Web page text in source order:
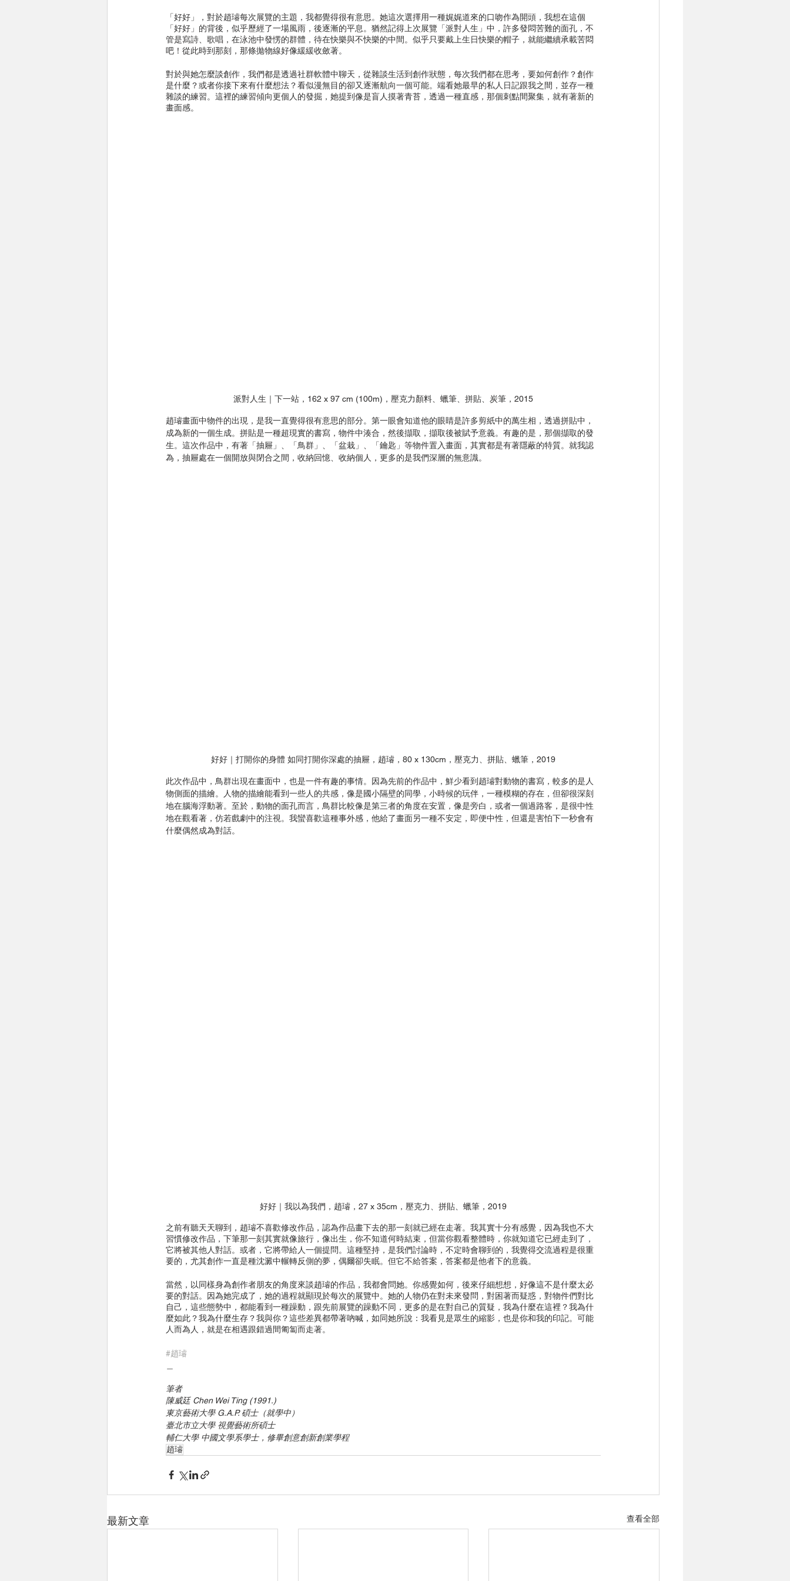
「好好」，對於趙璿每次展覽的主題，我都覺得很有意思。她這次選擇用一種娓娓道來的口吻作為開頭，我想在這個
「好好」的背後，似乎歷經了一場風雨，後逐漸的平息。猶然記得上次展覽「派對人生」中，許多發悶苦難的面孔，不
管是寫詩、歌唱，在泳池中發愣的群體，待在快樂與不快樂的中間。似乎只要戴上生日快樂的帽子，就能繼續承載苦悶
吧！從此時到那刻，那條拋物線好像緩緩收斂著。
對於與她怎麼談創作，我們都是透過社群軟體中聊天，從雜談生活到創作狀態，每次我們都在思考，要如何創作？創作
是什麼？或者你接下來有什麼想法？看似漫無目的卻又逐漸航向一個可能。端看她最早的私人日記跟我之間，並存一種
雜談的練習。這裡的練習傾向更個人的發掘，她提到像是盲人摸著青苔，透過一種直感，那個刺點間聚集，就有著新的
畫面感。
派對人生｜下一站，162 x 97 cm (100m)，壓克力顏料、蠟筆、拼貼、炭筆，2015
趙璿畫面中物件的出現，是我一直覺得很有意思的部分。第一眼會知道他的眼睛是許多剪紙中的萬生相，透過拼貼中，
成為新的一個生成。拼貼是一種超現實的書寫，物件中湊合，然後擷取，擷取後被賦予意義。有趣的是，那個擷取的發
生。這次作品中，有著「抽屜」、「鳥群」、「盆栽」、「鑰匙」等物件置入畫面，其實都是有著隱蔽的特質。就我認
為，抽屜處在一個開放與閉合之間，收納回憶、收納個人，更多的是我們深層的無意識。
好好｜打開你的身體 如同打開你深處的抽屜，趙璿，80 x 130cm，壓克力、拼貼、蠟筆，2019
此次作品中，鳥群出現在畫面中，也是一件有趣的事情。因為先前的作品中，鮮少看到趙璿對動物的書寫，較多的是人
物側面的描繪。人物的描繪能看到一些人的共感，像是國小隔壁的同學，小時候的玩伴，一種模糊的存在，但卻很深刻
地在腦海浮動著。至於，動物的面孔而言，鳥群比較像是第三者的角度在安置，像是旁白，或者一個過路客，是很中性
地在觀看著，仿若戲劇中的注視。我蠻喜歡這種事外感，他給了畫面另一種不安定，即便中性，但還是害怕下一秒會有
什麼偶然成為對話。
好好｜我以為我們，趙璿，27 x 35cm，壓克力、拼貼、蠟筆，2019
之前有聽天天聊到，趙璿不喜歡修改作品，認為作品畫下去的那一刻就已經在走著。我其實十分有感覺，因為我也不大
習慣修改作品，下筆那一刻其實就像旅行，像出生，你不知道何時結束，但當你觀看整體時，你就知道它已經走到了，
它將被其他人對話。或者，它將帶給人一個提問。這種堅持，是我們討論時，不定時會聊到的，我覺得交流過程是很重
要的，尤其創作一直是種沈澱中輾轉反側的夢，偶爾卻失眠。但它不給答案，答案都是他者下的意義。
當然，以同樣身為創作者朋友的角度來談趙璿的作品，我都會問她。你感覺如何，後來仔細想想，好像這不是什麼太必
要的對話。因為她完成了，她的過程就顯現於每次的展覽中。她的人物仍在對未來發問，對困著而疑惑，對物件們對比
自己，這些態勢中，都能看到一種躁動，跟先前展覽的躁動不同，更多的是在對自己的質疑，我為什麼在這裡？我為什
麼如此？我為什麼生存？我與你？這些差異都帶著吶喊，如同她所說：我看見是眾生的縮影，也是你和我的印記。可能
人而為人，就是在相遇跟錯過間匍匐而走著。
#趙璿
筆者
陳威廷 Chen Wei Ting (1991.)
東京藝術大學 G.A.P. 碩士（就學中）
臺北市立大學 視覺藝術所碩士
輔仁大學 中國文學系學士，修畢創意創新創業學程
趙璿
最新文章 查看全部